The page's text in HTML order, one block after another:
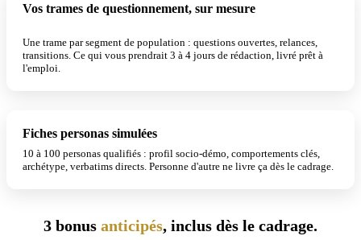
Vos trames de questionnement, sur mesure
Une trame par segment de population : questions ouvertes, relances,
transitions. Ce qui vous prendrait 3 à 4 jours de rédaction, livré prêt à
l'emploi.
Fiches personas simulées
10 à 100 personas qualifiés : profil socio-démo, comportements clés,
archétype, verbatims directs. Personne d'autre ne livre ça dès le cadrage.
3 bonus anticipés, inclus dès le cadrage.